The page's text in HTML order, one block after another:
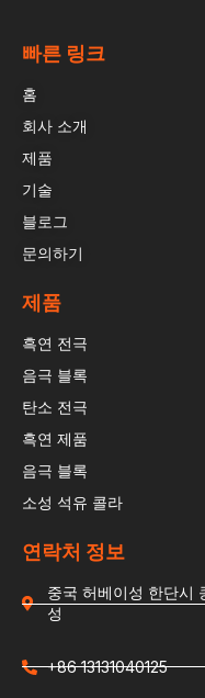
빠른 링크
홈
회사 소개
제품
기술
블로그
문의하기
제품
흑연 전극
음극 블록
탄소 전극
흑연 제품
음극 블록
소성 석유 콜라
연락처 정보
중국 허베이성 한단시
성
+86 13131040125